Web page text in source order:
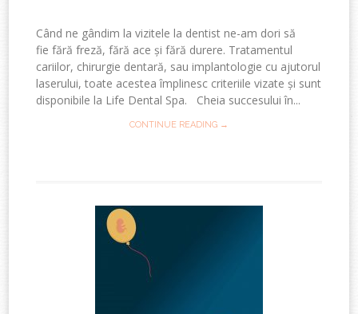
Când ne gândim la vizitele la dentist ne-am dori să
fie fără freză, fără ace și fără durere. Tratamentul
cariilor, chirurgie dentară, sau implantologie cu ajutorul
laserului, toate acestea împlinesc criteriile vizate și sunt
disponibile la Life Dental Spa. Cheia succesului în...
CONTINUE READING →